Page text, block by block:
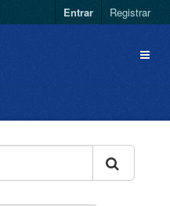
Entrar Registrar